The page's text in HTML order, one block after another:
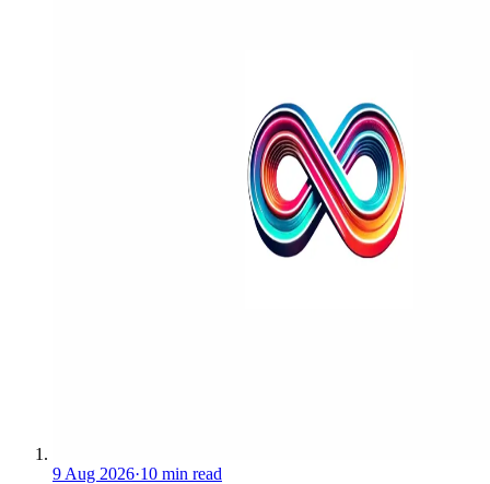
9 Aug 2026·10 min read